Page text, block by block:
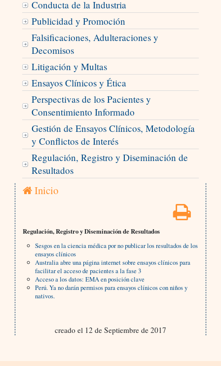
Conducta de la Industria
Publicidad y Promoción
Falsificaciones, Adulteraciones y
Decomisos
Litigación y Multas
Ensayos Clínicos y Ética
Perspectivas de los Pacientes y
Consentimiento Informado
Gestión de Ensayos Clínicos, Metodología
y Conflictos de Interés
Regulación, Registro y Diseminación de
Resultados
Inicio
Regulación, Registro y Diseminación de Resultados
Sesgos en la ciencia médica por no publicar los resultados de los
ensayos clínicos
Australia abre una página internet sobre ensayos clínicos para
facilitar el acceso de pacientes a la fase 3
Acceso a los datos: EMA en posición clave
Perú. Ya no darán permisos para ensayos clínicos con niños y
nativos.
creado el 12 de Septiembre de 2017